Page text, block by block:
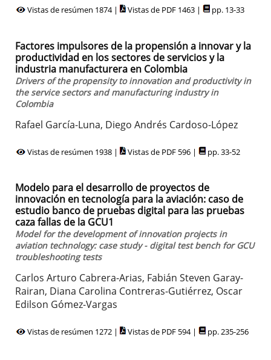
Vistas de resúmen 1874 | Vistas de PDF 1463 | pp. 13-33
Factores impulsores de la propensión a innovar y la
productividad en los sectores de servicios y la
industria manufacturera en Colombia
Drivers of the propensity to innovation and productivity in
the service sectors and manufacturing industry in
Colombia
Rafael García-Luna, Diego Andrés Cardoso-López
Vistas de resúmen 1938 | Vistas de PDF 596 | pp. 33-52
Modelo para el desarrollo de proyectos de
innovación en tecnología para la aviación: caso de
estudio banco de pruebas digital para las pruebas
caza fallas de la GCU1
Model for the development of innovation projects in
aviation technology: case study - digital test bench for GCU
troubleshooting tests
Carlos Arturo Cabrera-Arias, Fabián Steven Garay-
Rairan, Diana Carolina Contreras-Gutiérrez, Oscar
Edilson Gómez-Vargas
Vistas de resúmen 1272 | Vistas de PDF 594 | pp. 235-256